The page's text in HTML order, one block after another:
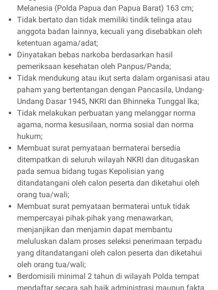
Melanesia (Polda Papua dan Papua Barat) 163 cm;
Tidak bertato dan tidak memiliki tindik telinga atau
anggota badan lainnya, kecuali yang disebabkan oleh
ketentuan agama/adat;
Dinyatakan bebas narkoba berdasarkan hasil
pemeriksaan kesehatan oleh Panpus/Panda;
Tidak mendukung atau ikut serta dalam organisasi atau
paham yang bertentangan dengan Pancasila, Undang-
Undang Dasar 1945, NKRI dan Bhinneka Tunggal lka;
Tidak melakukan perbuatan yang melanggar norma
agama, norma kesusilaan, norma sosial dan norma
hukum;
Membuat surat pemyataan bermaterai bersedia
ditempatkan di seluruh wilayah NKRI dan ditugaskan
pada semua bidang tugas Kepolisian yang
ditandatangani oleh calon peserta dan diketahui oleh
orang tua/wali;
Membuat surat pemyataan bermaterai untuk tidak
mempercayai pihak-pihak yang menawarkan,
menjanjikan dan menjamin dapat membantu
meluluskan dalam proses seleksi penerimaan terpadu
yang ditandatangani oleh calon peserta dan diketahui
oleh orang tua/wali;
Berdomisili minimal 2 tahun di wilayah Polda tempat
mendaftar secara sah baik administrasi maupun fakta